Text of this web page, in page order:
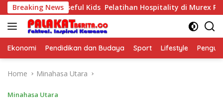
Skip
to
content
Breaking News
The Purposeful Kids Pelatihan Hospitality di Murex Resort
Ekonomi Pendidikan dan Budaya Sport Lifestyle
Home Minahasa Utara
Minahasa Utara